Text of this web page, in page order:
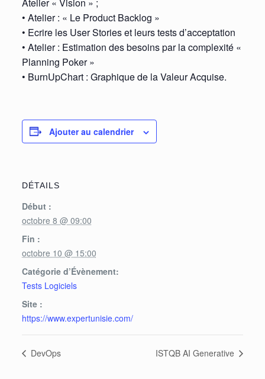
• Atelier : « Le Product Backlog »
• Ecrire les User Stories et leurs tests d’acceptation
• Atelier : Estimation des besoins par la complexité «
Planning Poker »
• BurnUpChart : Graphique de la Valeur Acquise.
Ajouter au calendrier
DÉTAILS
Début :
octobre 8 @ 09:00
Fin :
octobre 10 @ 15:00
Catégorie d’Évènement:
Tests Logiciels
Site :
https://www.expertunisie.com/
DevOps ISTQB AI Generative